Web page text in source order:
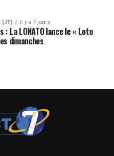
(JT) il y a 7 jours
La LONATO lance le « Loto
dimanches